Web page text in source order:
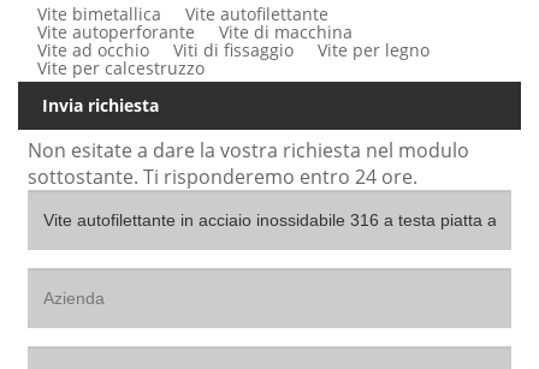
Vite bimetallica
Vite autofilettante
Vite autoperforante Vite di macchina
Vite ad occhio Viti di fissaggio Vite per legno
Vite per calcestruzzo
Invia richiesta
Non esitate a dare la vostra richiesta nel modulo
sottostante. Ti risponderemo entro 24 ore.